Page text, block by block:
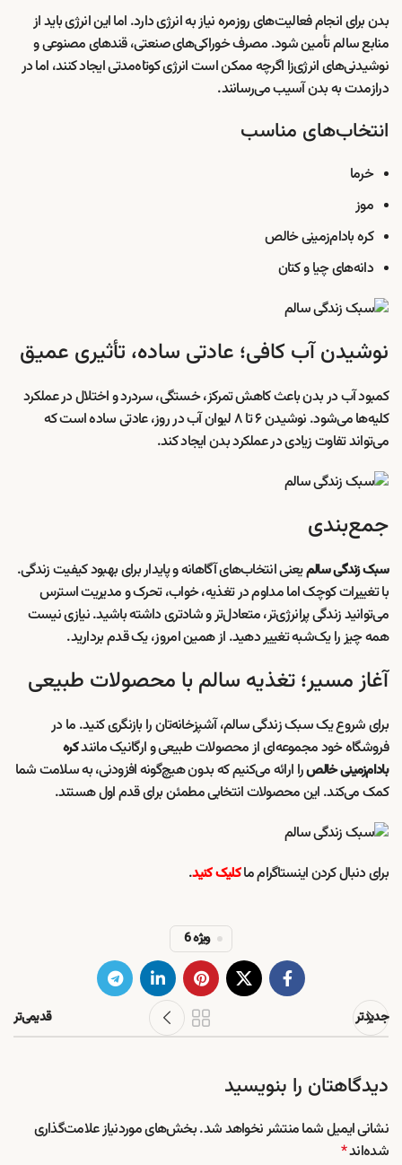
بدن برای انجام فعالیت‌های روزمره نیاز به انرژی دارد. اما این انرژی باید از
منابع سالم تأمین شود. مصرف خوراکی‌های صنعتی، قندهای مصنوعی و
نوشیدنی‌های انرژی‌زا اگرچه ممکن است انرژی کوتاه‌مدتی ایجاد کنند، اما در
درازمدت به بدن آسیب می‌رسانند.
انتخاب‌های مناسب
خرما
موز
کره بادام‌زمینی خالص
دانه‌های چیا و کتان
نوشیدن آب کافی؛ عادتی ساده، تأثیری عمیق
کمبود آب در بدن باعث کاهش تمرکز، خستگی، سردرد و اختلال در عملکرد
کلیه‌ها می‌شود. نوشیدن ۶ تا ۸ لیوان آب در روز، عادتی ساده است که
می‌تواند تفاوت زیادی در عملکرد بدن ایجاد کند.
جمع‌بندی
سبک زندگی سالمیعنی انتخاب‌های آگاهانه و پایدار برای بهبود کیفیت زندگی.
با تغییرات کوچک اما مداوم در تغذیه، خواب، تحرک و مدیریت استرس
می‌توانید زندگی پرانرژی‌تر، متعادل‌تر و شادتری داشته باشید. نیازی نیست
همه چیز را یک‌شبه تغییر دهید. از همین امروز، یک قدم بردارید.
آغاز مسیر؛ تغذیه سالم با محصولات طبیعی
برای شروع یک سبک زندگی سالم، آشپزخانه‌تان را بازنگری کنید. ما در
فروشگاه خود مجموعه‌ای از محصولات طبیعی و ارگانیک مانندکره
بادام‌زمینی خالصرا ارائه می‌کنیم که بدون هیچ‌گونه افزودنی، به سلامت شما
کمک می‌کند. این محصولات انتخابی مطمئن برای قدم اول هستند.
برای دنبال کردن اینستاگرام ماکلیک کنید.
ویژه 6
جدیدتر قدیمی‌تر
دیدگاهتان را بنویسید
نشانی ایمیل شما منتشر نخواهد شد.بخش‌های موردنیاز علامت‌گذاری
شده‌اند*